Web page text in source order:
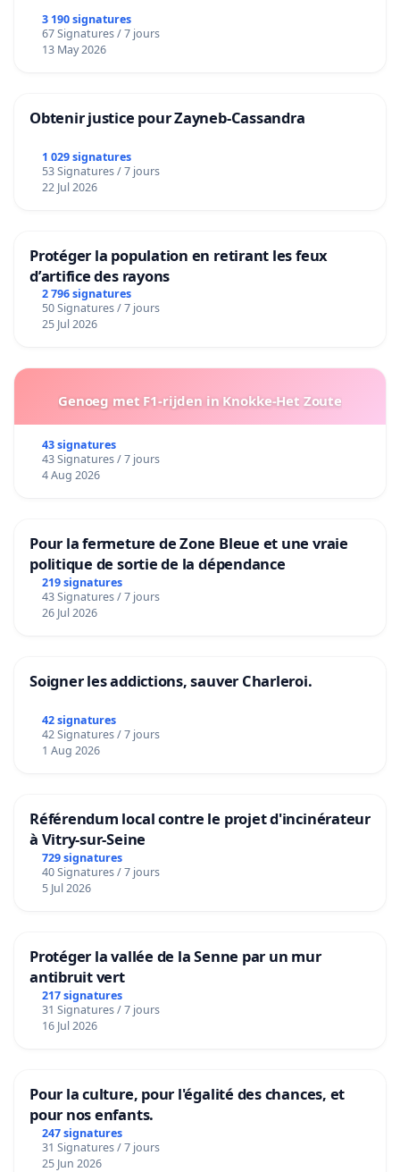
3 190 signatures
67 Signatures / 7 jours
13 May 2026
Obtenir justice pour Zayneb-Cassandra
1 029 signatures
53 Signatures / 7 jours
22 Jul 2026
Protéger la population en retirant les feux
d’artifice des rayons
2 796 signatures
50 Signatures / 7 jours
25 Jul 2026
Genoeg met F1-rijden in Knokke-Het Zoute
43 signatures
43 Signatures / 7 jours
4 Aug 2026
Pour la fermeture de Zone Bleue et une vraie
politique de sortie de la dépendance
219 signatures
43 Signatures / 7 jours
26 Jul 2026
Soigner les addictions, sauver Charleroi.
42 signatures
42 Signatures / 7 jours
1 Aug 2026
Référendum local contre le projet d'incinérateur
à Vitry-sur-Seine
729 signatures
40 Signatures / 7 jours
5 Jul 2026
Protéger la vallée de la Senne par un mur
antibruit vert
217 signatures
31 Signatures / 7 jours
16 Jul 2026
Pour la culture, pour l'égalité des chances, et
pour nos enfants.
247 signatures
31 Signatures / 7 jours
25 Jun 2026